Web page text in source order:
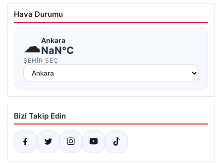
Hava Durumu
☁Ankara
NaN°C
ŞEHIR SEÇ
Bizi Takip Edin